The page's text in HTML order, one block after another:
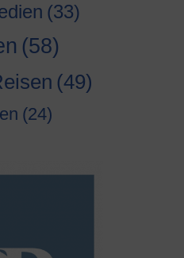
(33)
(58)
(49)
(24)